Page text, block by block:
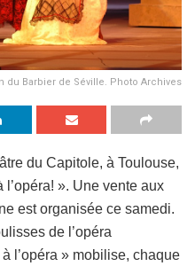
du Barbier de Séville. Photo Archives
du Capitole, à Toulouse,
l’opéra! ». Une vente aux
est organisée ce samedi.
de l’opéra
l’opéra » mobilise, chaque